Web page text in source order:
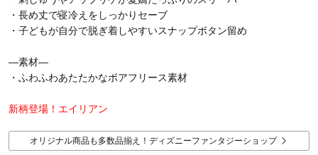
・長め丈で寝冷えをしっかりセーブ
・子どもが自分で脱ぎ着しやすいスナップボタン留め
―素材―
・ふわふわあたたかなボアフリース素材
新柄登場！エイリアン
オリジナル商品も多数品揃え！ディズニーファンタジーショップ